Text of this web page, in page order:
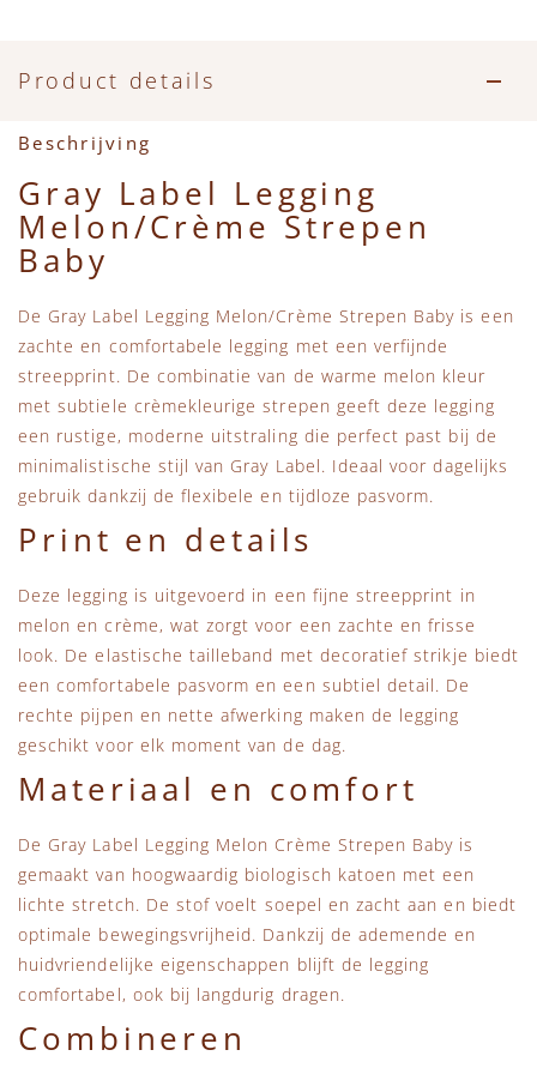
Zwemkleding
Feestkleding
Beren, Speendoekjes en Knuffeldoekjes
Tassen
Verzorgingsproducten
Beren
Mini Rodini
+1 in the family
New Balance
Piupiuchick
Play Up
Sproet & Sprout
Tiny Cottons
Product details
Beschrijving
Gray Label Legging
Melon/Crème Strepen
Baby
De Gray Label Legging Melon/Crème Strepen Baby is een
zachte en comfortabele legging met een verfijnde
streepprint. De combinatie van de warme melon kleur
met subtiele crèmekleurige strepen geeft deze legging
een rustige, moderne uitstraling die perfect past bij de
minimalistische stijl van Gray Label. Ideaal voor dagelijks
gebruik dankzij de flexibele en tijdloze pasvorm.
Print en details
Deze legging is uitgevoerd in een fijne streepprint in
melon en crème, wat zorgt voor een zachte en frisse
look. De elastische tailleband met decoratief strikje biedt
een comfortabele pasvorm en een subtiel detail. De
rechte pijpen en nette afwerking maken de legging
geschikt voor elk moment van de dag.
Materiaal en comfort
De Gray Label Legging Melon Crème Strepen Baby is
gemaakt van hoogwaardig biologisch katoen met een
lichte stretch. De stof voelt soepel en zacht aan en biedt
optimale bewegingsvrijheid. Dankzij de ademende en
huidvriendelijke eigenschappen blijft de legging
comfortabel, ook bij langdurig dragen.
Combineren